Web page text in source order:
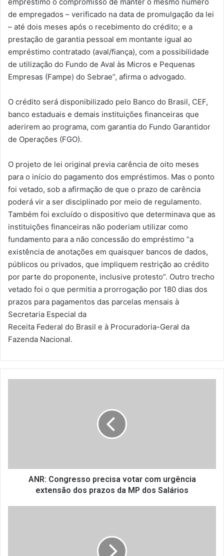
de empregados – verificado na data de promulgação da lei
– até dois meses após o recebimento do crédito; e a
prestação de garantia pessoal em montante igual ao
empréstimo contratado (aval/fiança), com a possibilidade
de utilização do Fundo de Aval às Micros e Pequenas
Empresas (Fampe) do Sebrae”, afirma o advogado.
O crédito será disponibilizado pelo Banco do Brasil, CEF,
banco estaduais e demais instituições financeiras que
aderirem ao programa, com garantia do Fundo Garantidor
de Operações (FGO).
O projeto de lei original previa carência de oito meses
para o início do pagamento dos empréstimos. Mas o ponto
foi vetado, sob a afirmação de que o prazo de carência
poderá vir a ser disciplinado por meio de regulamento.
Também foi excluído o dispositivo que determinava que as
instituições financeiras não poderiam utilizar como
fundamento para a não concessão do empréstimo “a
existência de anotações em quaisquer bancos de dados,
públicos ou privados, que impliquem restrição ao crédito
por parte do proponente, inclusive protesto”. Outro trecho
vetado foi o que permitia a prorrogação por 180 dias dos
prazos para pagamentos das parcelas mensais à
Secretaria Especial da
Receita Federal do Brasil e à Procuradoria-Geral da
Fazenda Nacional.
r
ANR: Congresso precisa votar com urgência
extensão dos prazos da MP dos Salários